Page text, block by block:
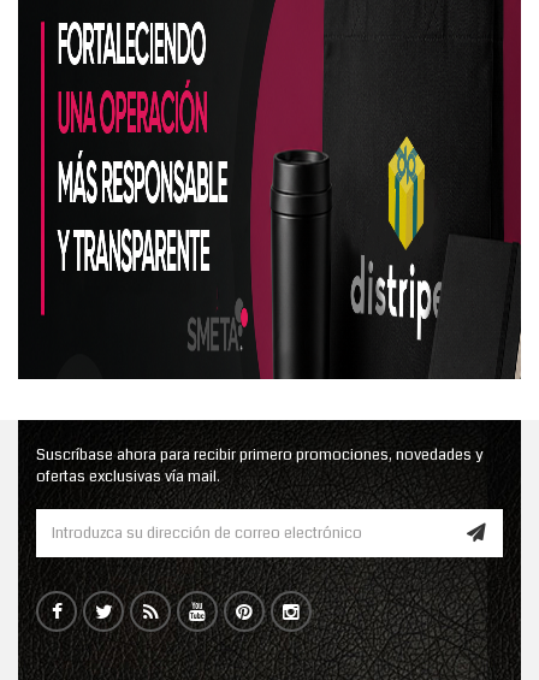
Suscríbase ahora para recibir primero promociones, novedades y
ofertas exclusivas vía mail.